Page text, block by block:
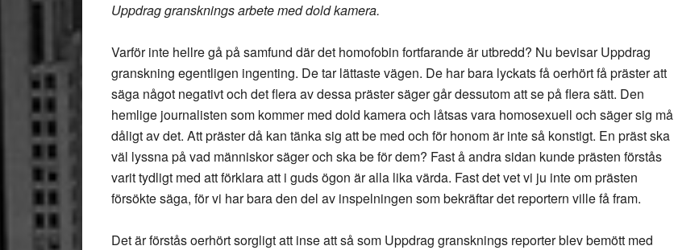
Uppdrag gransknings arbete med dold kamera.
Varför inte hellre gå på samfund där det homofobin fortfarande är utbredd? Nu bevisar Uppdrag
granskning egentligen ingenting. De tar lättaste vägen. De har bara lyckats få oerhört få präster att
säga något negativt och det flera av dessa präster säger går dessutom att se på flera sätt. Den
hemlige journalisten som kommer med dold kamera och låtsas vara homosexuell och säger sig må
dåligt av det. Att präster då kan tänka sig att be med och för honom är inte så konstigt. En präst ska
väl lyssna på vad människor säger och ska be för dem? Fast å andra sidan kunde prästen förstås
varit tydligt med att förklara att i guds ögon är alla lika värda. Fast det vet vi ju inte om prästen
försökte säga, för vi har bara den del av inspelningen som bekräftar det reportern ville få fram.
Det är förstås oerhört sorgligt att inse att så som Uppdrag gransknings reporter blev bemött med